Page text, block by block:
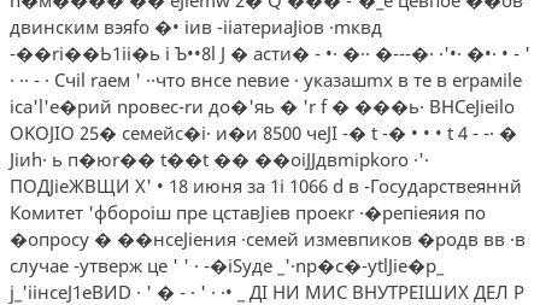
двинским вэяfо �• iив -iiатериаJiов ·mквд
-��ri��Ь1ii�ь i Ъ••8l J � acти� - •· �·· �---�· ·'•· �•· • - '
· ·· - · Счil rаем ' ··что внсе nевие · указашmх в те в еrрамilе
iса'l'е�рий nровес-rи до�'яь­ � 'r f � ���ь· BHCeJieilo
OKOJIO 25� семейс�i· и�и 8500 чeJI -� t -� • • • t 4 - -· �
Jiиh· ь п�юr�� t��t �� ��oiJJдвmipkoro ·'·
ПОДJiеЖВЩИ Х' • 18 июня за 1i 1066 d в -Государствеяннй
Комитет 'фбороiш пре цставJiев проекr ·�репiеяия по
�опросу � ��нсеJiения ·семей измевпиков �родв вв ·в
случае -утверж це ' ' · -�iSyдe _'·np�c�-ytlJie�p_
j_'iiнceJ1eBИD · ' � - · ' · ·• _ ДI НИ МИС ВНУТРЕIШИХ ДЕЛ Р